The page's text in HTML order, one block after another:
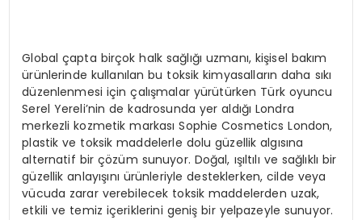
Global çapta birçok halk sağlığı uzmanı, kişisel bakım
ürünlerinde kullanılan bu toksik kimyasalların daha sıkı
düzenlenmesi için çalışmalar yürütürken Türk oyuncu
Serel Yereli’nin de kadrosunda yer aldığı Londra
merkezli kozmetik markası Sophie Cosmetics London,
plastik ve toksik maddelerle dolu güzellik algısına
alternatif bir çözüm sunuyor. Doğal, ışıltılı ve sağlıklı bir
güzellik anlayışını ürünleriyle desteklerken, cilde veya
vücuda zarar verebilecek toksik maddelerden uzak,
etkili ve temiz içeriklerini geniş bir yelpazeyle sunuyor.